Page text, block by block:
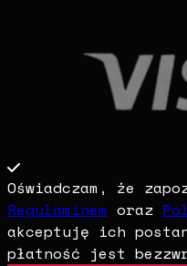
Oświadczam, że
Regulaminem oraz
akceptuję ich
płatność jest